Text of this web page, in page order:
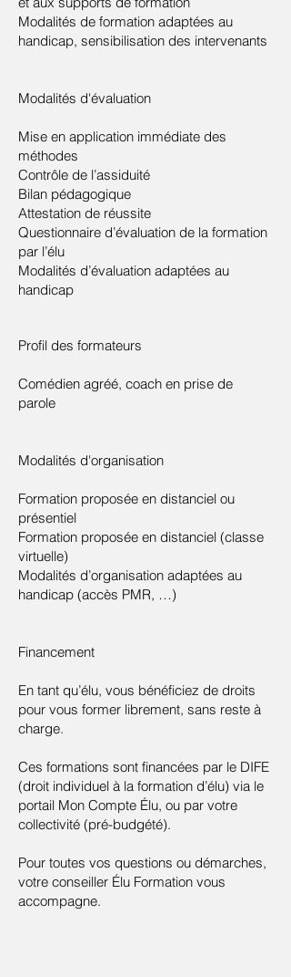
Modalités de formation adaptées au
handicap, sensibilisation des intervenants
Modalités d'évaluation
Mise en application immédiate des
méthodes
Contrôle de l’assiduité
Bilan pédagogique
Attestation de réussite
Questionnaire d’évaluation de la formation
par l’élu
Modalités d’évaluation adaptées au
handicap
Profil des formateurs
Comédien agréé, coach en prise de
parole
Modalités d'organisation
Formation proposée en distanciel ou
présentiel
Formation proposée en distanciel (classe
virtuelle)
Modalités d’organisation adaptées au
handicap (accès PMR, …)
Financement
En tant qu’élu, vous bénéficiez de droits
pour vous former librement, sans reste à
charge.
Ces formations sont financées par le DIFE
(droit individuel à la formation d’élu) via le
portail Mon Compte Élu, ou par votre
collectivité (pré-budgété).
Pour toutes vos questions ou démarches,
votre conseiller Élu Formation vous
accompagne.